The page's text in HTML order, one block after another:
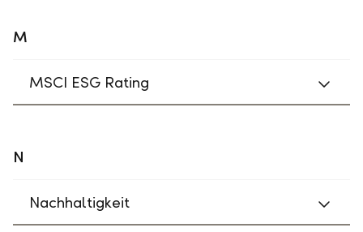
M
MSCI ESG Rating
N
Nachhaltigkeit